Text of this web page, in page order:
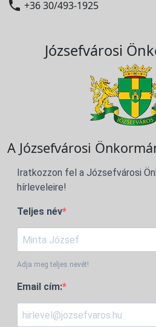
 +36 30/493-1925
Józsefvárosi
A Józsefvárosi
Iratkozzon fel a Józsefvárosi
hírleveleire!
Teljes név
Adja meg teljes nevét!
Email cím: